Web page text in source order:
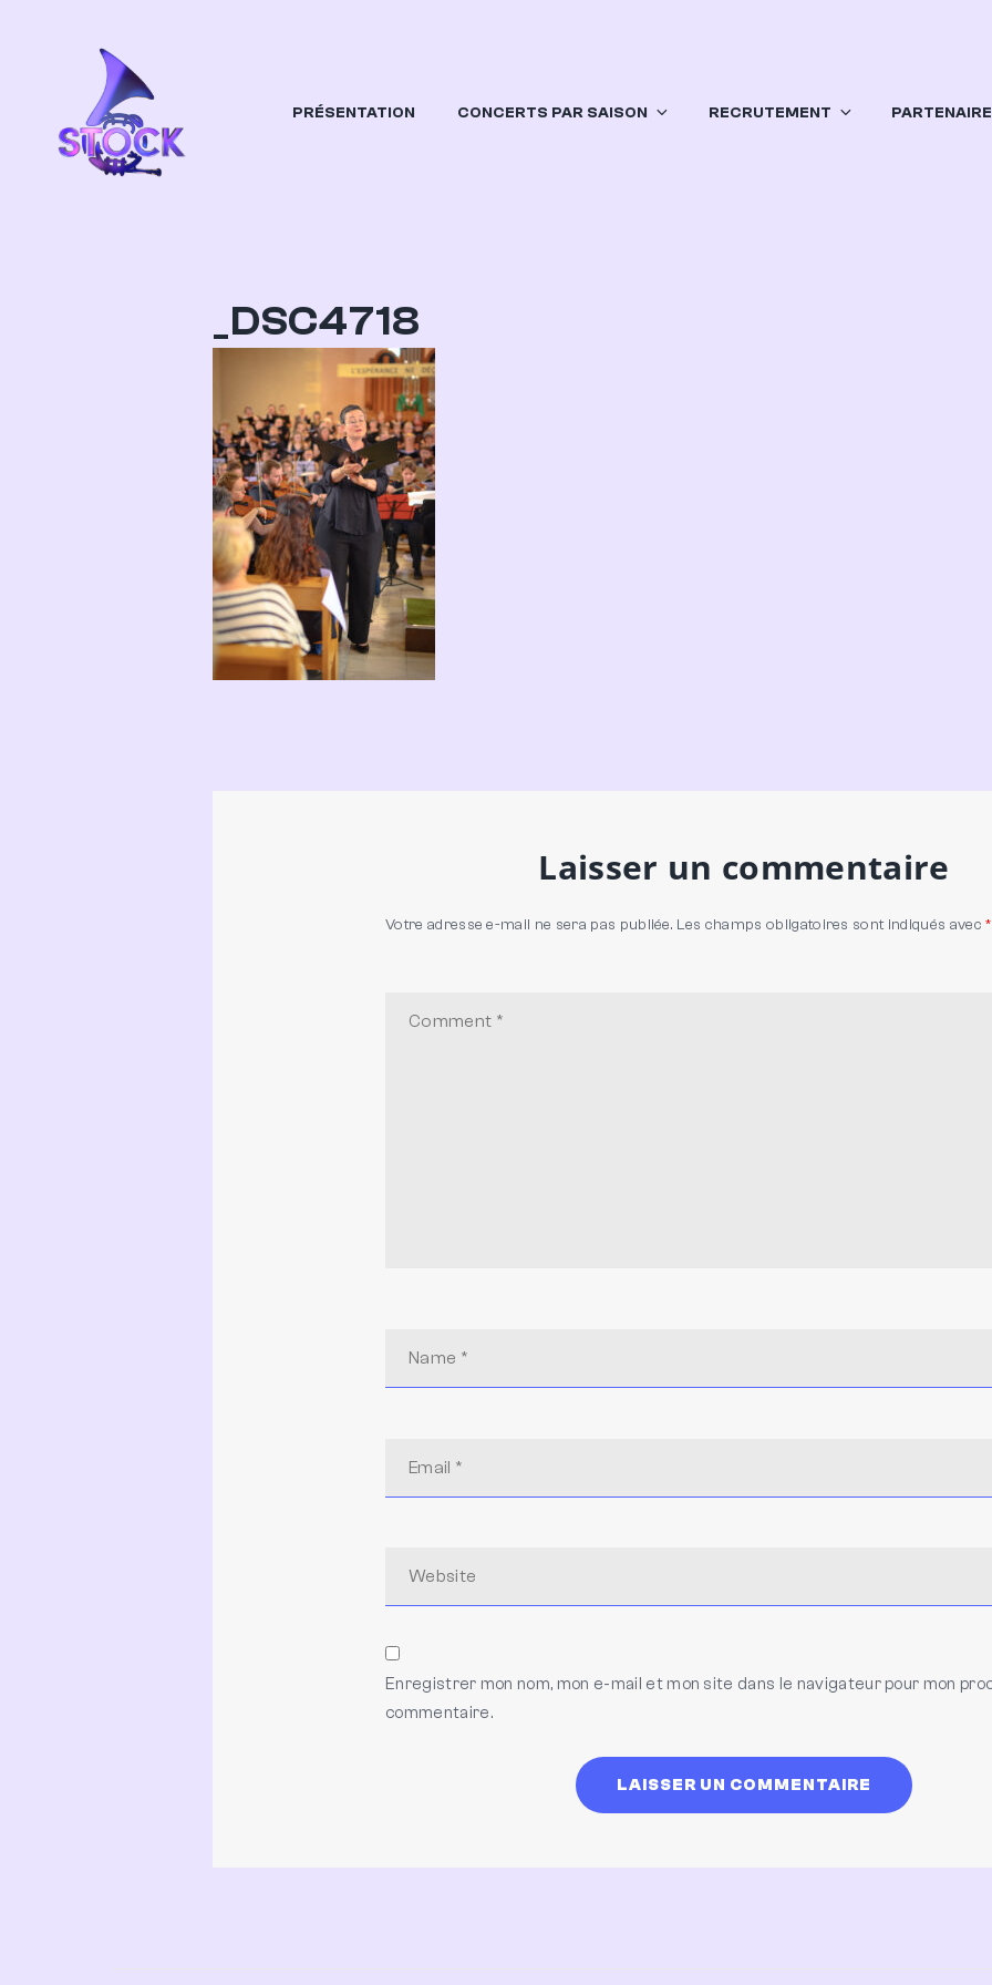
STOCKPRÉSENTATION CONCERTS PAR SAISON RECRUTEMENT
_DSC4718
Laisser un commentaire
Votre adresse e-mail ne sera pas publiée. Les champs obligatoires sont indiqués avec*
Enregistrer mon nom, mon e-mail et mon site dans le navigateur pour mon
commentaire.